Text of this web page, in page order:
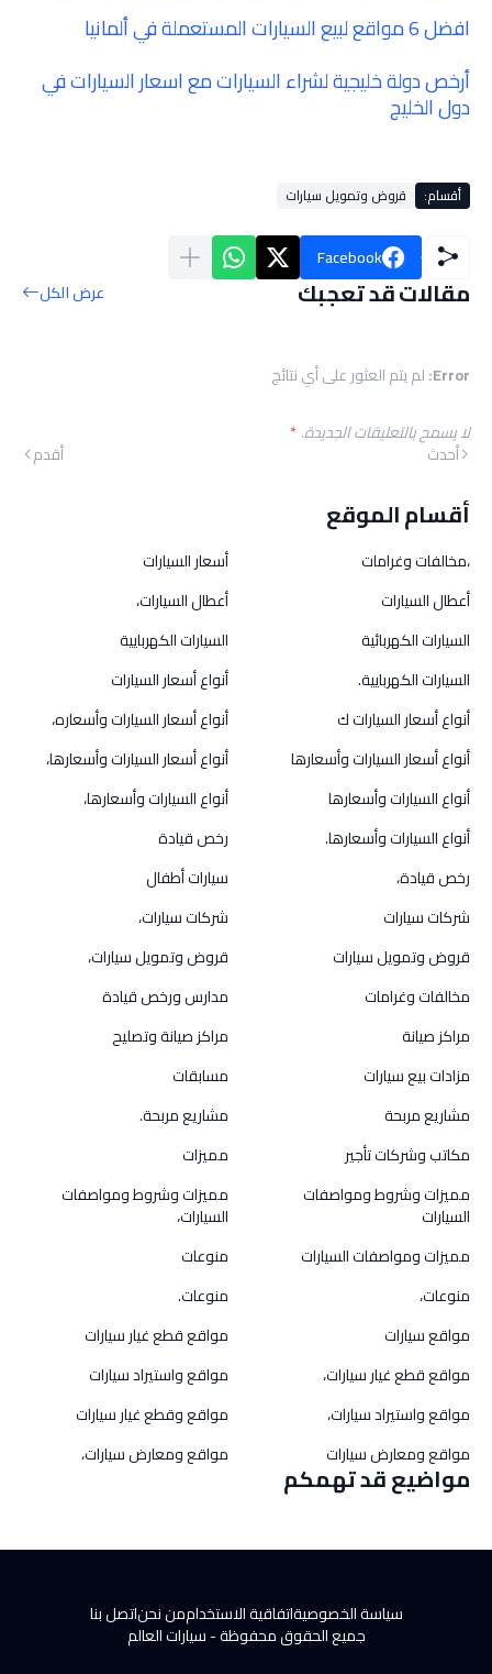
افضل 6 مواقع لبيع السيارات المستعملة في ألمانيا
أرخص دولة خليجية لشراء السيارات مع اسعار السيارات في
دول الخليج
أقسام: قروض وتمويل سيارات
Facebook
مقالات قد تعجبك عرض الكل
Error: لم يتم العثور على أي نتائج
لا يسمح بالتعليقات الجديدة.*
أحدث أقدم
أقسام الموقع
،مخالفات وغرامات
أسعار السيارات
أعطال السيارات
أعطال السيارات،
السيارات الكهربائية
السيارات الكهربايية
السيارات الكهربايية.
أنواع أسعار السيارات
أنواع أسعار السيارات ك
أنواع أسعار السيارات وأسعاره،
أنواع أسعار السيارات وأسعارها
أنواع أسعار السيارات وأسعارها،
أنواع السيارات وأسعارها
أنواع السيارات وأسعارها،
أنواع السيارات وأسعارها.
رخص قيادة
رخص قيادة،
سيارات أطفال
شركات سيارات
شركات سيارات،
قروض وتمويل سيارات
قروض وتمويل سيارات،
مخالفات وغرامات
مدارس ورخص قيادة
مراكز صيانة
مراكز صيانة وتصليح
مزادات بيع سيارات
مسابقات
مشاريع مربحة
مشاريع مربحة.
مكاتب وشركات تأجير
مميزات
مميزات وشروط ومواصفات
السيارات
مميزات وشروط ومواصفات
السيارات،
مميزات ومواصفات السيارات
منوعات
منوعات،
منوعات.
مواقع سيارات
مواقع قطع غيار سيارات
مواقع قطع غيار سيارات،
مواقع واستيراد سيارات
مواقع واستيراد سيارات،
مواقع وقطع غيار سيارات
مواقع ومعارض سيارات
مواقع ومعارض سيارات،
مواضيع قد تهمكم
جميع الحقوق محفوظة -سيارات العالم
سياسة الخصوصيةاتفاقية الاستخداممن نحناتصل بنا